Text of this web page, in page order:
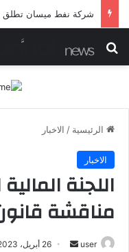
بحث عن
الرئيسية / الاخبار
الاخبار
اللجنة
مناقشة
user
أرسل 26 أبريل، 2023